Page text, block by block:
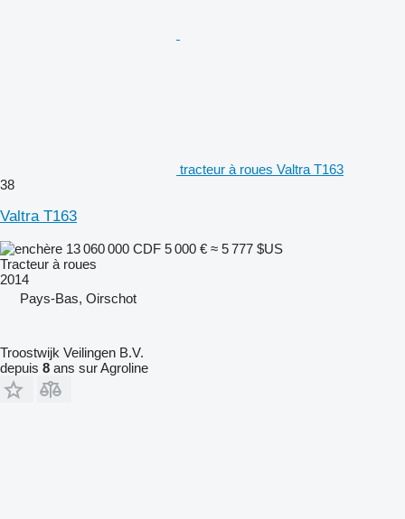
tracteur à roues Valtra T163
38
Valtra T163
13 060 000 CDF 5 000 € ≈ 5 777 $US
Tracteur à roues
2014
Pays-Bas, Oirschot
Troostwijk Veilingen B.V.
depuis 8 ans sur Agroline